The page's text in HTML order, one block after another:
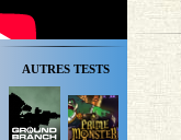
AUTRES TESTS